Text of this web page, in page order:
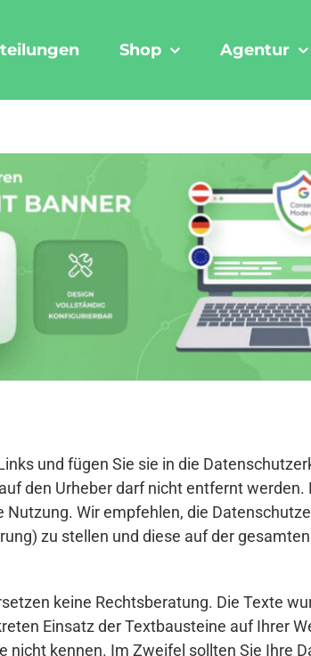
Shop Agentur
und fügen Sie sie in die
den Urheber darf nicht entfernt werden.
Wir empfehlen, die
zu stellen und diese auf der
keine Rechtsberatung. Die Texte
Einsatz der Textbausteine auf Ihrer
kennen. Im Zweifel sollten Sie Ihre